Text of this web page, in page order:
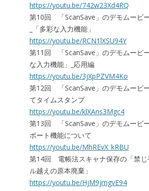
https://youtu.be/742w23Xd4RQ
第10回 「ScanSave」のデモムービ
_「多彩な入力機能」
https://youtu.be/RCN1lXSU94Y
第11回 「ScanSave」のデモムービ
な入力機能」_応用編
https://youtu.be/3jXpPZVM4Ko
第12回 「ScanSave」のデモムービ
てタイムスタンプ
https://youtu.be/klXAns3Mgc4
第13回 「ScanSave」のデモムービ
ポート機能について
https://youtu.be/MhREvX_kRBU
第14回 電帳法スキャナ保存の「禁じ
ル越えの原本廃棄」
https://youtu.be/HjM9jmgvE94